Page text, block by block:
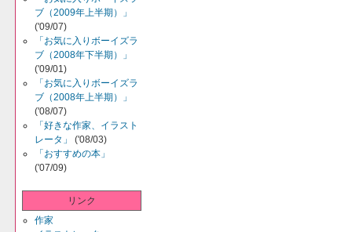
ブ（2009年上半期）」
('09/07)
「お気に入りボーイズラ
ブ（2008年下半期）」
('09/01)
「お気に入りボーイズラ
ブ（2008年上半期）」
('08/07)
「好きな作家、イラスト
レータ」
('08/03)
「おすすめの本」
('07/09)
リンク
作家